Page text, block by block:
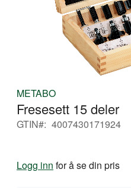
begynnelsen
METABO
Fresesett 15 deler
GTIN 4007430171924
Logg inn for å se din pris